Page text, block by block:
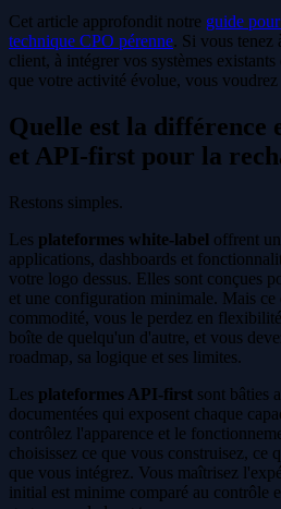
Cet article approfondit notre guide
technique CPO pérenne. Si vous tenez
client, à intégrer vos systèmes
que votre activité évolue, vous
Quelle est la différence
et API-first pour la
Restons simples.
Les plateformes white-label offrent
applications, dashboards et
votre logo dessus. Elles sont conçues
et une configuration minimale. Mais ce
commodité, vous le perdez en
boîte de quelqu'un d'autre, et vous
roadmap, sa logique et ses limites.
Les plateformes API-first sont bâties
documentées qui exposent chaque
contrôlez l'apparence et le
choisissez ce que vous construisez, ce
que vous intégrez. Vous maîtrisez
initial est minime comparé au contrôle